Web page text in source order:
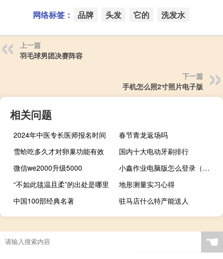
网络标签： 品牌 头发 它的 洗发水
上一篇
羽毛球男团决赛阵容
下一篇
手机怎么照2寸照片电子版
相关问题
2024年中医专长医师报名时间
春节青龙返场吗
雪蛤吃多久才对卵巢功能有效
国内十大电动牙刷排行
微信we2000升级5000
小鑫作业电脑版怎么登录（小鑫作业电脑版怎么下载）
“不如此毯温且柔”的出处是哪里
地形测量实习心得
中国100部经典名著
驻马店什么特产能送人
☚